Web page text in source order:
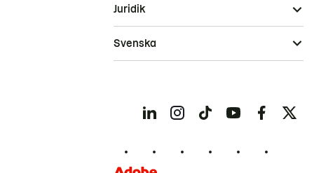
Juridik
Svenska